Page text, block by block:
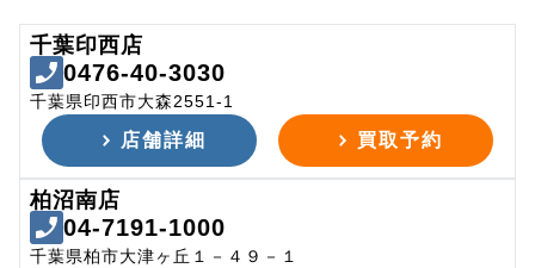
千葉印西店
0476-40-3030
千葉県印西市大森2551-1
店舗詳細 買取予約
柏沼南店
04-7191-1000
千葉県柏市大津ヶ丘１－４９－１